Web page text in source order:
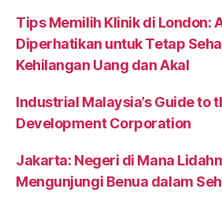
Tips Memilih Klinik di London:
Diperhatikan untuk Tetap
Kehilangan Uang dan Akal
Industrial Malaysia’s Guide to
Development Corporation
Jakarta: Negeri di Mana
Mengunjungi Benua dalam